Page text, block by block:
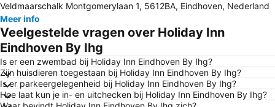
Wild- en wandelpark Molenheide
De Lilse Bergen
Thermaalbad Arcen
Zilvermeer
Olmense zoo
Kerstmarkt
Extrema Outdoor
Recreatie- en Natuurpark Keiheuvel
Recreatiepark Hengelhoef
Roercenter
Eiland van Maurik
Veldmaarschalk Montgomerylaan 1, 5612BA, Eindhoven, Nederland
Meer info
Veelgestelde vragen over Holiday Inn
Eindhoven By Ihg
Is er een zwembad bij Holiday Inn Eindhoven By Ihg?
Zijn huisdieren toegestaan bij Holiday Inn Eindhoven By Ihg?
Is er parkeergelegenheid bij Holiday Inn Eindhoven By Ihg?
Hoe laat kun je in- en uitchecken bij Holiday Inn Eindhoven By Ihg?